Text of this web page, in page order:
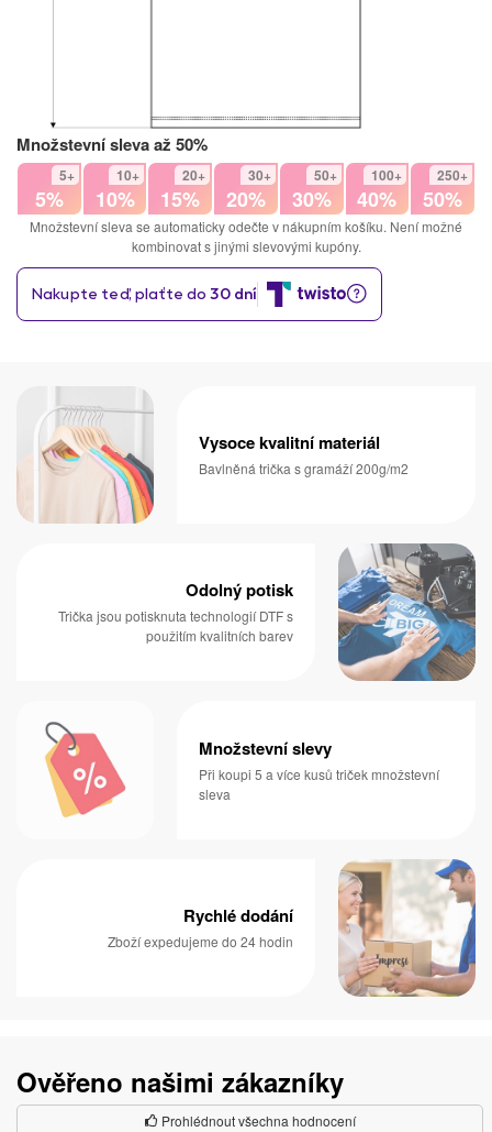
Množstevní sleva až 50%
5+
5%
10+
10%
20+
15%
30+
20%
50+
30%
100+
40%
250+
50%
Množstevní sleva se automaticky odečte v nákupním košíku. Není možné
kombinovat s jinými slevovými kupóny.
Vysoce kvalitní materiál
Bavlněná trička s gramáží 200g/m2
Odolný potisk
Trička jsou potisknuta technologií DTF s
použitím kvalitních barev
Množstevní slevy
Při koupi 5 a více kusů triček množstevní
sleva
Rychlé dodání
Zboží expedujeme do 24 hodin
Ověřeno našimi zákazníky
Prohlédnout všechna hodnocení